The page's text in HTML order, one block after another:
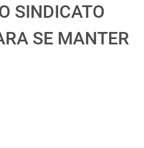
SINDICATO
SE MANTER